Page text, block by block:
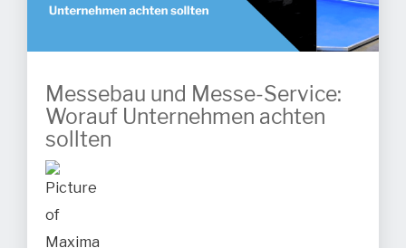
Messebau und Messe-Service:
Worauf Unternehmen achten
sollten